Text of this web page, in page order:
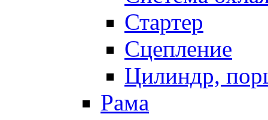
Стартер
Сцепление
Цилиндр,
Рама